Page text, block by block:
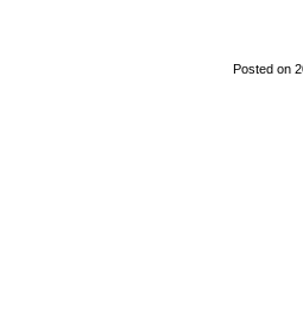
Posted on